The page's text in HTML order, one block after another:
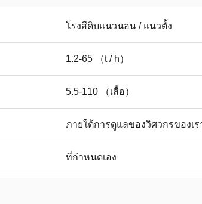
โรงสีดิบแนวนอน / แนวตั้ง
1.2-65 （t / h）
5.5-110 （เสื้อ）
ภายใต้การดูแลของวิศวกรของเร
ที่กำหนดเอง